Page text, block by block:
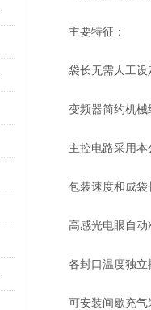
主要特征：
袋长无需人工设
变频器简约机械
主控电路采用本公
包装速度和成袋长
高感光电眼自动
各封口温度独立
可安装间歇充气